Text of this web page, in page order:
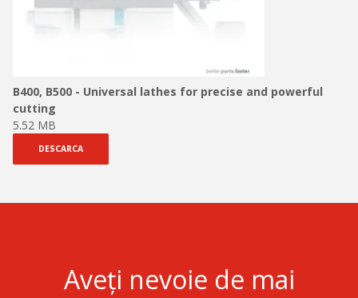
B400, B500 - Universal lathes for precise and powerful
cutting
5.52 MB
DESCARCA
Aveți nevoie de mai